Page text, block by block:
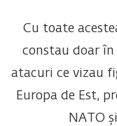
Cu toate
constau doar în
atacuri ce vizau
Europa de Est,
NATO